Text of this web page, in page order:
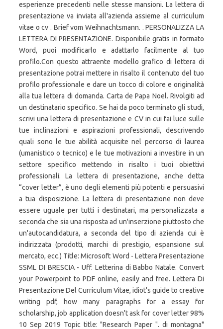
esperienze precedenti nelle stesse mansioni. La lettera di
presentazione va inviata all'azienda assieme al curriculum
vitae o cv . Brief vom Weihnachtsmann. . PERSONALIZZA LA
LETTERA DI PRESENTAZIONE. Disponibile gratis in formato
Word, puoi modificarlo e adattarlo facilmente al tuo
profilo.Con questo attraente modello grafico di lettera di
presentazione potrai mettere in risalto il contenuto del tuo
profilo professionale e dare un tocco di colore e originalità
alla tua lettera di domanda. Carta de Papa Noel. Rivolgiti ad
un destinatario specifico. Se hai da poco terminato gli studi,
scrivi una lettera di presentazione e CV in cui fai luce sulle
tue inclinazioni e aspirazioni professionali, descrivendo
quali sono le tue abilità acquisite nel percorso di laurea
(umanistico o tecnico) e le tue motivazioni a investire in un
settore specifico mettendo in risalto i tuoi obiettivi
professionali. La lettera di presentazione, anche detta
“cover letter”, è uno degli elementi più potenti e persuasivi
a tua disposizione. La lettera di presentazione non deve
essere uguale per tutti i destinatari, ma personalizzata a
seconda che sia una risposta ad un'inserzione piuttosto che
un'autocandidatura, a seconda del tipo di azienda cui è
indirizzata (prodotti, marchi di prestigio, espansione sul
mercato, ecc.) Title: Microsoft Word - Lettera Presentazione
SSML DI BRESCIA - Uff. Letterina di Babbo Natale. Convert
your Powerpoint to PDF online, easily and free. Lettera Di
Presentazione Del Curriculum Vitae, idiot's guide to creative
writing pdf, how many paragraphs for a essay for
scholarship, job application doesn't ask for cover letter 98%
10 Sep 2019 Topic title: "Research Paper ". di montagna"